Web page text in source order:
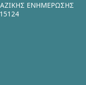
ΕΝΗΜΕΡΩΣΗΣ